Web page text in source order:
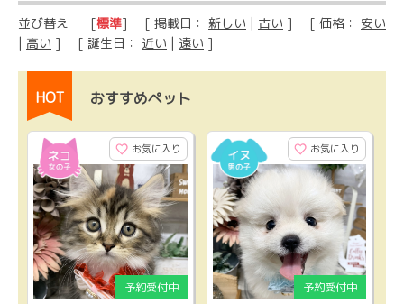
並び替え [標準] [ 掲載日： 新しい | 古い ] [ 価格： 安い
| 高い ] [ 誕生日： 近い | 遠い ]
HOT おすすめペット
お気に入り お気に入り